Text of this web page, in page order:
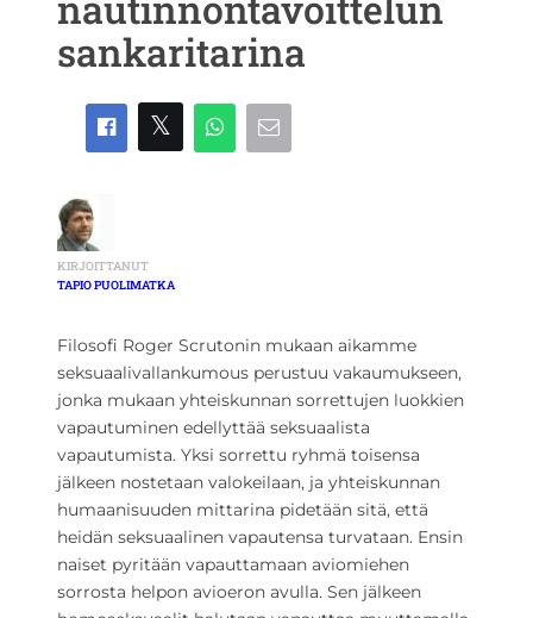
sankaritarina
KIRJOITTANUT
TAPIO PUOLIMATKA
Filosofi Roger Scrutonin mukaan aikamme
seksuaalivallankumous perustuu vakaumukseen,
jonka mukaan yhteiskunnan sorrettujen luokkien
vapautuminen edellyttää seksuaalista
vapautumista. Yksi sorrettu ryhmä toisensa
jälkeen nostetaan valokeilaan, ja yhteiskunnan
humaanisuuden mittarina pidetään sitä, että
heidän seksuaalinen vapautensa turvataan. Ensin
naiset pyritään vapauttamaan aviomiehen
sorrosta helpon avioeron avulla. Sen jälkeen